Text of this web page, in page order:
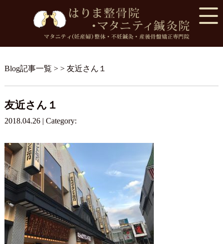
Blog記事一覧 > > 友近さん１
友近さん１
2018.04.26 | Category: